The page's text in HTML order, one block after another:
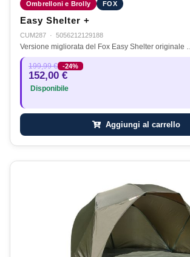
Ombrelloni e Brolly FOX
Easy Shelter +
CUM287 · 5056212129188
Versione migliorata del Fox Easy Shelter originale …
199,99 € -24%
152,00 €
Disponibile
Aggiungi al carrello